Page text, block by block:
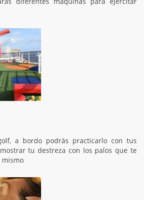
a bordo podrás practicarlo con tus
tu destreza con los palos que te